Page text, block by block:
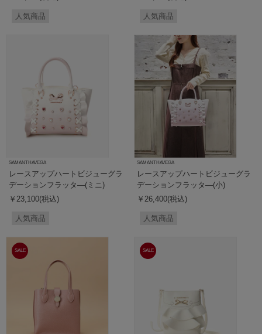
人気商品 人気商品
SAMANTHAVEGA
レースアップハートビジューグラ
デーションフラッタ―(ミニ)
￥23,100(税込)
人気商品
SAMANTHAVEGA
レースアップハートビジューグラ
デーションフラッタ―(小)
￥26,400(税込)
人気商品
SALE SALE